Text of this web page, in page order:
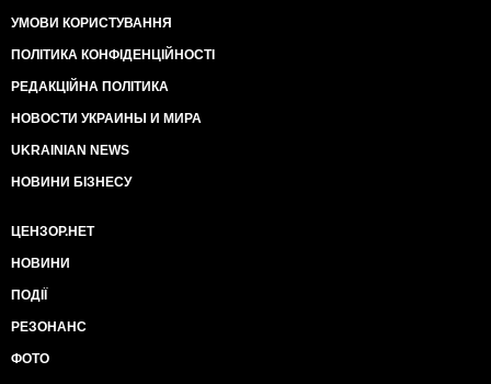
УМОВИ КОРИСТУВАННЯ
ПОЛІТИКА КОНФІДЕНЦІЙНОСТІ
РЕДАКЦІЙНА ПОЛІТИКА
НОВОСТИ УКРАИНЫ И МИРА
UKRAINIAN NEWS
НОВИНИ БІЗНЕСУ
ЦЕНЗОР.НЕТ
НОВИНИ
ПОДІЇ
РЕЗОНАНС
ФОТО